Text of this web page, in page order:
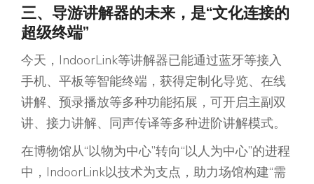
三、导游讲解器的未来，是“文化连接的
超级终端”
今天，IndoorLink等讲解器已能通过蓝牙等接入
手机、平板等智能终端，获得定制化导览、在线
讲解、预录播放等多种功能拓展，可开启主副双
讲、接力讲解、同声传译等多种进阶讲解模式。
在博物馆从“以物为中心”转向“以人为中心”的进程
中，IndoorLink以技术为支点，助力场馆构建“需